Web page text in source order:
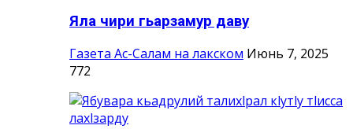
Яла чири гьарзамур даву
Газета Ас-Салам на лакском Июнь 7, 2025
772